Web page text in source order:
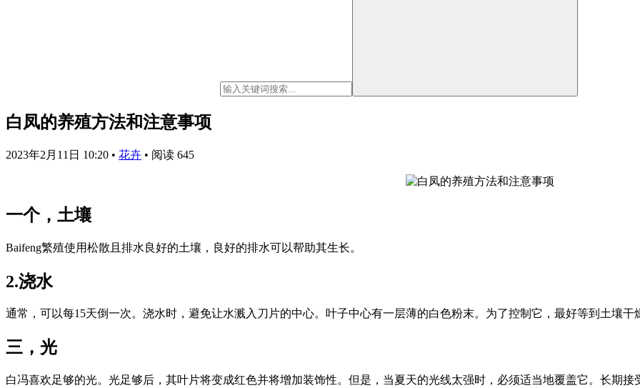
白凤的养殖方法和注意事项
2023年2月11日 10:20 • 花卉 • 阅读 645
一个，土壤
Baifeng繁殖使用松散且排水良好的土壤，良好的排水可以帮助其生长。
2.浇水
通常，可以每15天倒一次。浇水时，避免让水溅入刀片的中心。叶子中心有一层薄的白色粉末。为了控制它，最好等到土壤干
三，光
白冯喜欢足够的光。光足够后，其叶片将变成红色并将增加装饰性。但是，当夏天的光线太强时，必须适当地覆盖它。长期接